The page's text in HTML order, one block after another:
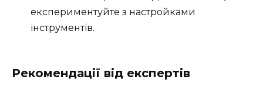
експериментуйте з настройками
інструментів.
Рекомендації від експертів